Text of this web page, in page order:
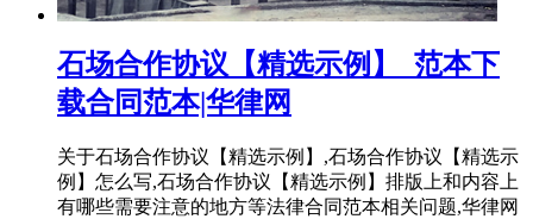
石场合作协议【精选示例】_范本下
载合同范本|华律网
关于石场合作协议【精选示例】,石场合作协议【精选示
例】怎么写,石场合作协议【精选示例】排版上和内容上
有哪些需要注意的地方等法律合同范本相关问题,华律网